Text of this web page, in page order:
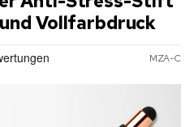
Vollfarbdruck
MZA-C